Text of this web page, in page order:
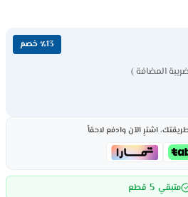
٪13 خصم
المضافة )
اشترِ الآن وادفع لاحقاً
متبقي 5 قطع